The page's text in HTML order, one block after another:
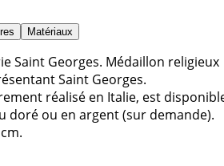
Matériaux
Saint Georges. Médaillon religieux
Saint Georges.
réalisé en Italie, est
doré ou en argent (sur demande).